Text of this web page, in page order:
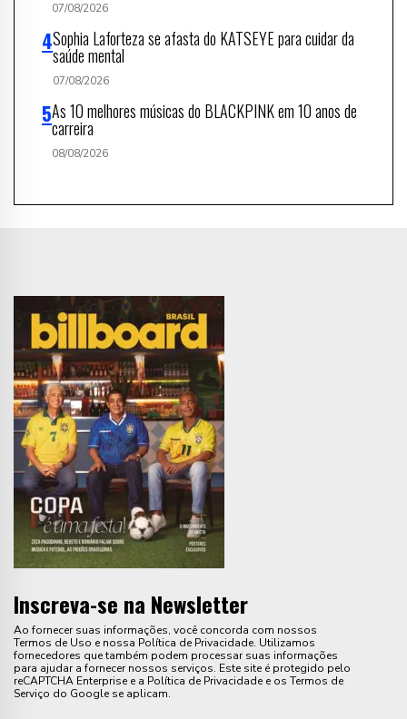
07/08/2026
Sophia Laforteza se afasta do KATSEYE para cuidar da
saúde mental
07/08/2026
As 10 melhores músicas do BLACKPINK em 10 anos de
carreira
08/08/2026
Inscreva-se na Newsletter
Ao fornecer suas informações, você concorda com nossos
Termos de Uso e nossa Política de Privacidade. Utilizamos
fornecedores que também podem processar suas informações
para ajudar a fornecer nossos serviços. Este site é protegido pelo
reCAPTCHA Enterprise e a Política de Privacidade e os Termos de
Serviço do Google se aplicam.